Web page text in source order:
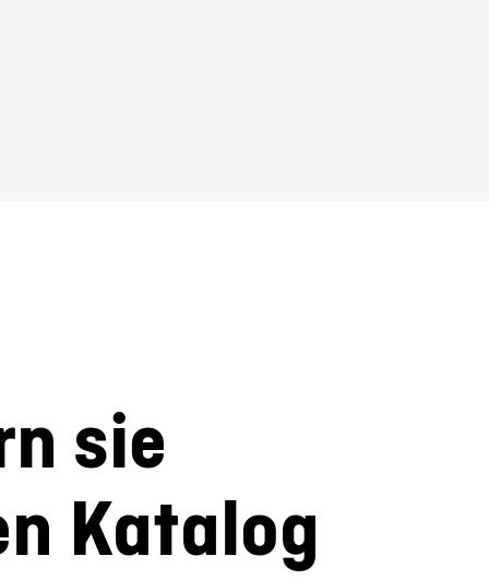
sie
Katalog